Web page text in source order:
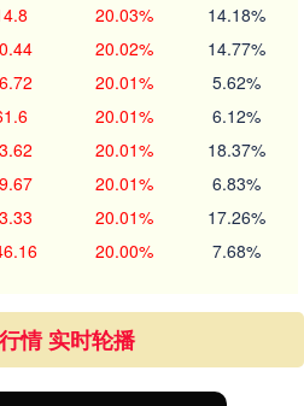
20.03% 14.18%
20.02% 14.77%
20.01% 5.62%
20.01% 6.12%
20.01% 18.37%
20.01% 6.83%
20.01% 17.26%
20.00% 7.68%
情 实时轮播